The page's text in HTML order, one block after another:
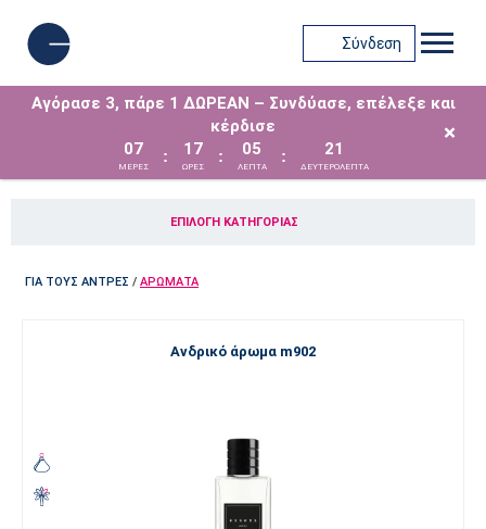
Σύνδεση
Αγόρασε 3, πάρε 1 ΔΩΡΕΑΝ – Συνδύασε, επέλεξε και
κέρδισε
07
ΜΈΡΕΣ
: 17
ΩΡΕΣ
: 05
ΛΕΠΤΑ
: 20
ΔΕΥΤΕΡΟΛΕΠΤΑ
×
ΕΠΙΛΟΓΉ ΚΑΤΗΓΟΡΊΑΣ
ΓΙΑ ΤΟΥΣ ΑΝΤΡΕΣ / ΑΡΏΜΑΤΑ
Ανδρικό άρωμα m902